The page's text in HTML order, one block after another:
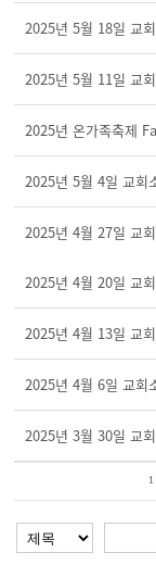
2025년 5월 18일 교
2025년 5월 11일 교
2025년 온가족축제
2025년 5월 4일 교회
2025년 4월 27일 교
2025년 4월 20일 교
2025년 4월 13일 교
2025년 4월 6일 교회
2025년 3월 30일 교
1